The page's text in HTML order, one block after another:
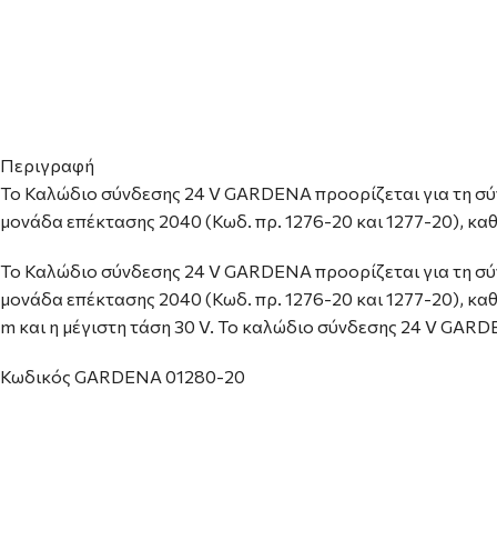
Περιγραφή
Το Καλώδιο σύνδεσης 24 V GARDENA προορίζεται για τη
μονάδα επέκτασης 2040 (Κωδ. πρ. 1276-20 και 1277-20),
Το Καλώδιο σύνδεσης 24 V GARDENA προορίζεται για τη
μονάδα επέκτασης 2040 (Κωδ. πρ. 1276-20 και 1277-20),
m και η μέγιστη τάση 30 V. Το καλώδιο σύνδεσης 24 V
Κωδικός GARDENA 01280-20